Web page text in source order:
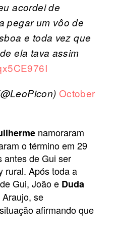
acordei de
pegar um vôo de
e toda vez que
ela tava assim
October
namoraram
o término em 29
antes de Gui ser
rural. Após toda a
Gui, João e Duda
se
afirmando que